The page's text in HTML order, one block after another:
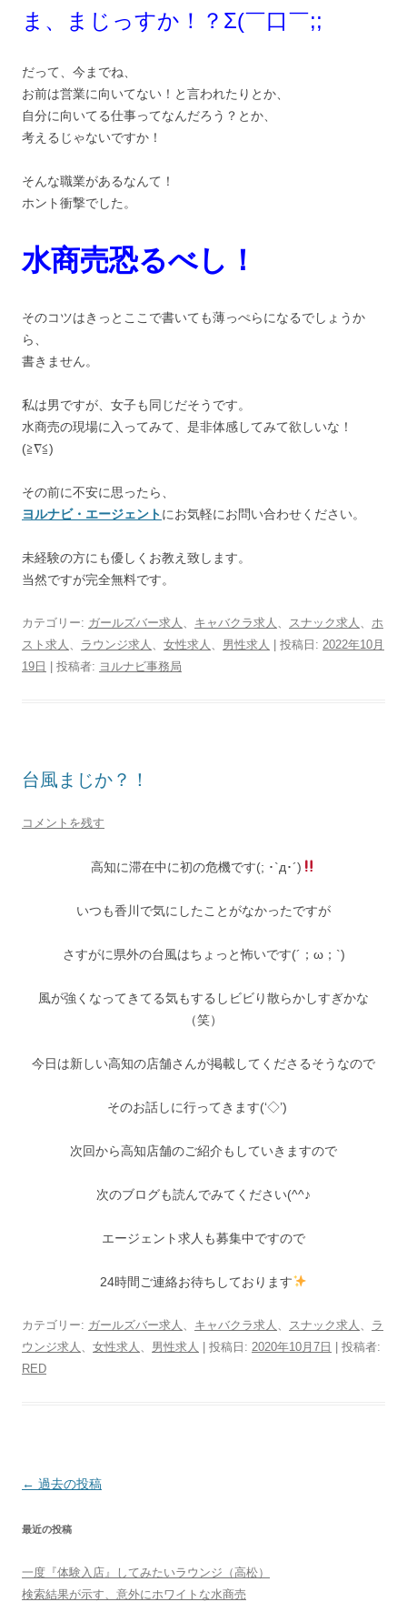
ま、まじっすか！？Σ(￣口￣;;
だって、今までね、
お前は営業に向いてない！と言われたりとか、
自分に向いてる仕事ってなんだろう？とか、
考えるじゃないですか！
そんな職業があるなんて！
ホント衝撃でした。
水商売恐るべし！
そのコツはきっとここで書いても薄っぺらになるでしょうか
ら、
書きません。
私は男ですが、女子も同じだそうです。
水商売の現場に入ってみて、是非体感してみて欲しいな！
(≧∇≦)
その前に不安に思ったら、
ヨルナビ・エージェントにお気軽にお問い合わせください。
未経験の方にも優しくお教え致します。
当然ですが完全無料です。
カテゴリー: ガールズバー求人 キャバクラ求人 スナック求人
ホ
スト求人
ラウンジ求人 女性求人 男性求人 | 投稿日: 2022年10月
19日
投稿者: ヨルナビ事務局
台風まじか？！
コメントを残す
高知に滞在中に初の危機です(; ･`д･´)
いつも香川で気にしたことがなかったですが
さすがに県外の台風はちょっと怖いです(´；ω；`)
風が強くなってきてる気もするしビビり散らかしすぎかな
（笑）
今日は新しい高知の店舗さんが掲載してくださるそうなので
そのお話しに行ってきます(‘◇’)ゞ
次回から高知店舗のご紹介もしていきますので
次のブログも読んでみてください(^^♪
エージェント求人も募集中ですので
24時間ご連絡お待ちしております
カテゴリー: ガールズバー求人 キャバクラ求人 スナック求人
ラ
ウンジ求人
女性求人 男性求人 | 投稿日: 2020年10月7日
投稿者:
RED
投
ナ
ゲ
← 過去の投稿
最近の投稿
一度『体験入店』してみたいラウンジ（高松）
検索結果が示す、意外にホワイトな水商売